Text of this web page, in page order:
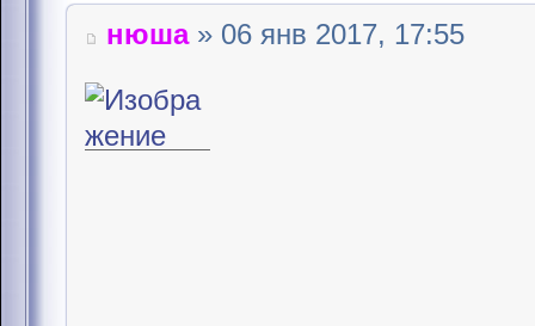
нюша» 06 янв 2017, 17:55